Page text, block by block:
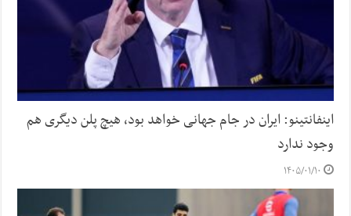
اینفانتینو: ایران در جام جهانی خواهد بود، هیچ پلن دیگری هم
وجود ندارد
۱۴۰۵/۰۱/۱۰